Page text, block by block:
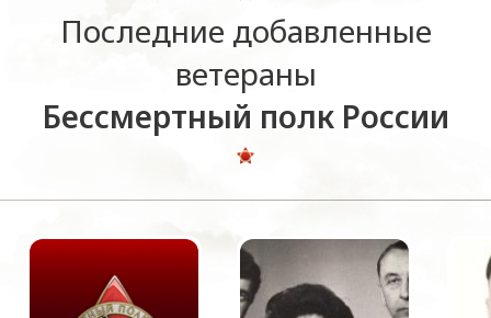
Последние добавленные
ветераны
Бессмертный полк России